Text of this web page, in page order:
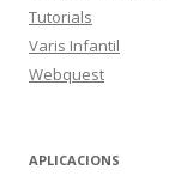
Tutorials
Varis Infantil
Webquest
APLICACIONS